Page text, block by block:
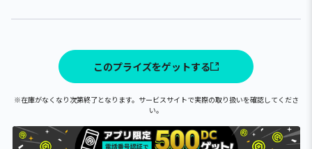
このプライズをゲットする
※在庫がなくなり次第終了となります。サービスサイトで実際の取り扱いを確認してくださ
い。